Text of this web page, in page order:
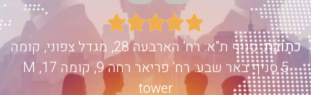





כתובת:
סניף ת"א: רח' הארבעה 28, מגדל צפוני, קומה
5 סניף באר שבע: רח' פריאר רחה 9, קומה 17, M
tower